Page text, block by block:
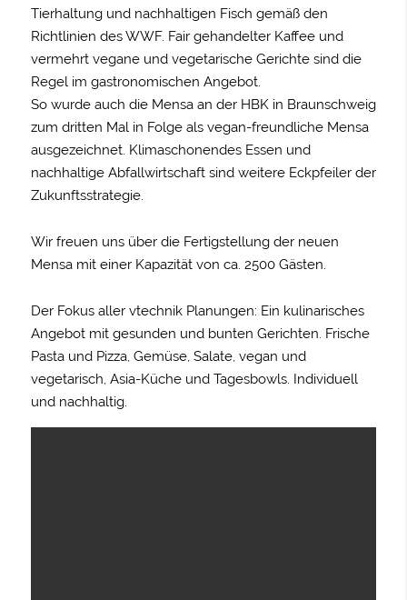
Tierhaltung und nachhaltigen Fisch gemäß den
Richtlinien des WWF. Fair gehandelter Kaffee und
vermehrt vegane und vegetarische Gerichte sind die
Regel im gastronomischen Angebot.
So wurde auch die Mensa an der HBK in Braunschweig
zum dritten Mal in Folge als vegan-freundliche Mensa
ausgezeichnet. Klimaschonendes Essen und
nachhaltige Abfallwirtschaft sind weitere Eckpfeiler der
Zukunftsstrategie.
Wir freuen uns über die Fertigstellung der neuen
Mensa mit einer Kapazität von ca. 2500 Gästen.
Der Fokus aller vtechnik Planungen: Ein kulinarisches
Angebot mit gesunden und bunten Gerichten. Frische
Pasta und Pizza, Gemüse, Salate, vegan und
vegetarisch, Asia-Küche und Tagesbowls. Individuell
und nachhaltig.